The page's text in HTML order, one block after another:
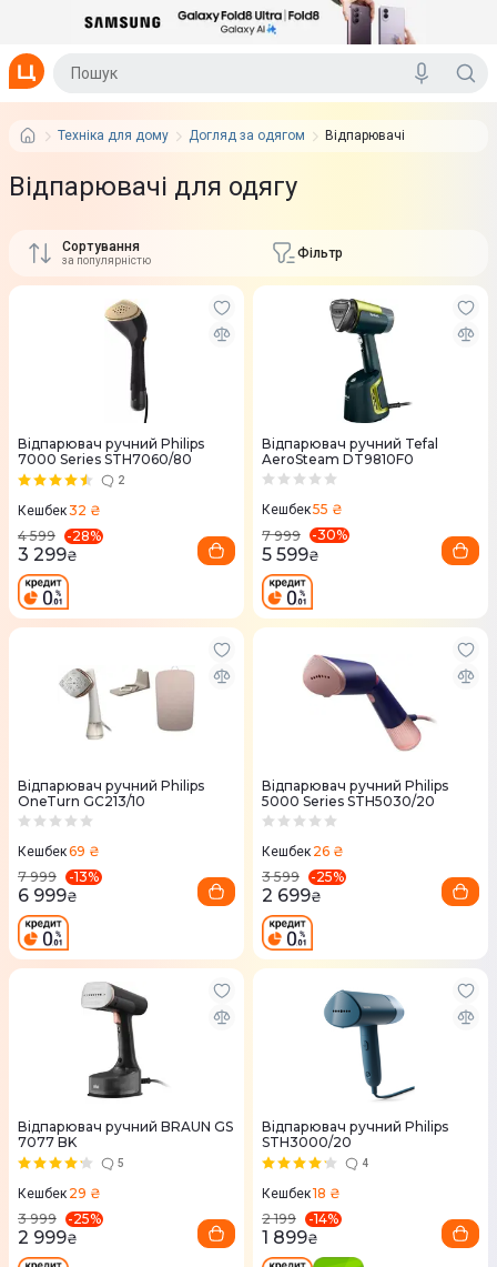
Техніка для дому Догляд за одягом Відпарювачі
Відпарювачі для одягу
Сортування
за популярністю Фільтр
Відпарювач ручний Philips
7000 Series STH7060/80
2
Кешбек32 ₴
4 599
-28%
3 299₴
Відпарювач ручний Tefal
AeroSteam DT9810F0
Кешбек55 ₴
7 999
-30%
5 599₴
Відпарювач ручний Philips
OneTurn GC213/10
Кешбек69 ₴
7 999
-13%
6 999₴
Відпарювач ручний Philips
5000 Series STH5030/20
Кешбек 26 ₴
3 599
-25%
2 699₴
Відпарювач ручний BRAUN GS
7077 BK
5
Кешбек 29 ₴
3 999
-25%
2 999₴
Відпарювач ручний Philips
STH3000/20
4
Кешбек18 ₴
2 199
-14%
1 899₴